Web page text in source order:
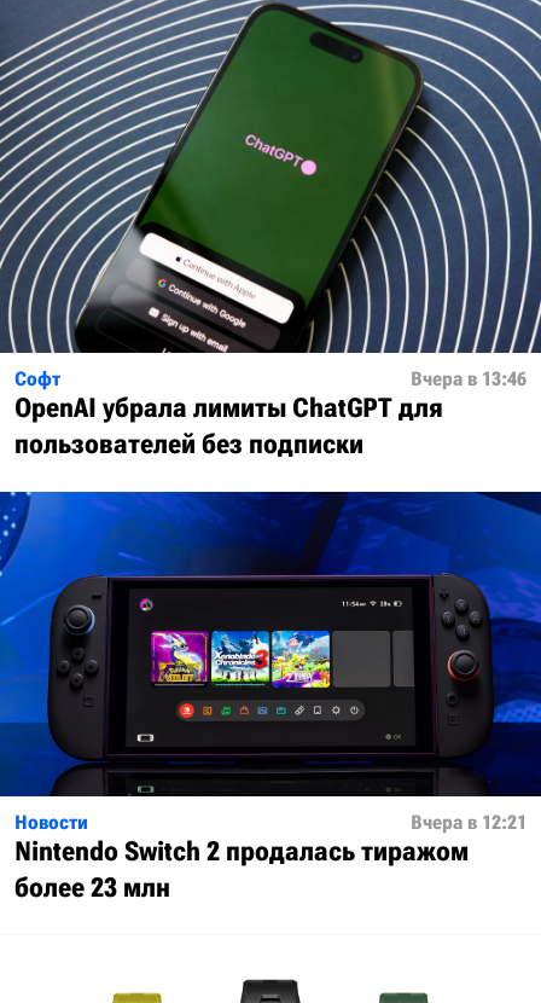
Софт Вчера в 13:46
OpenAI убрала лимиты ChatGPT для
пользователей без подписки
Новости Вчера в 12:21
Nintendo Switch 2 продалась тиражом
более 23 млн